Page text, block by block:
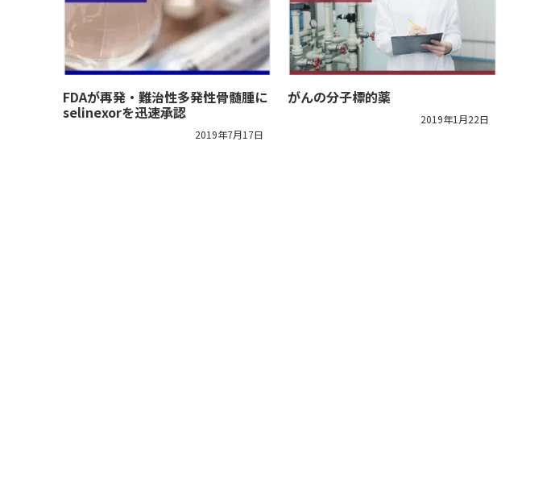
FDAが再発・難治性多発性骨髄腫に
selinexorを迅速承認
2019年7月17日
がんの分子標的薬
2019年1月22日